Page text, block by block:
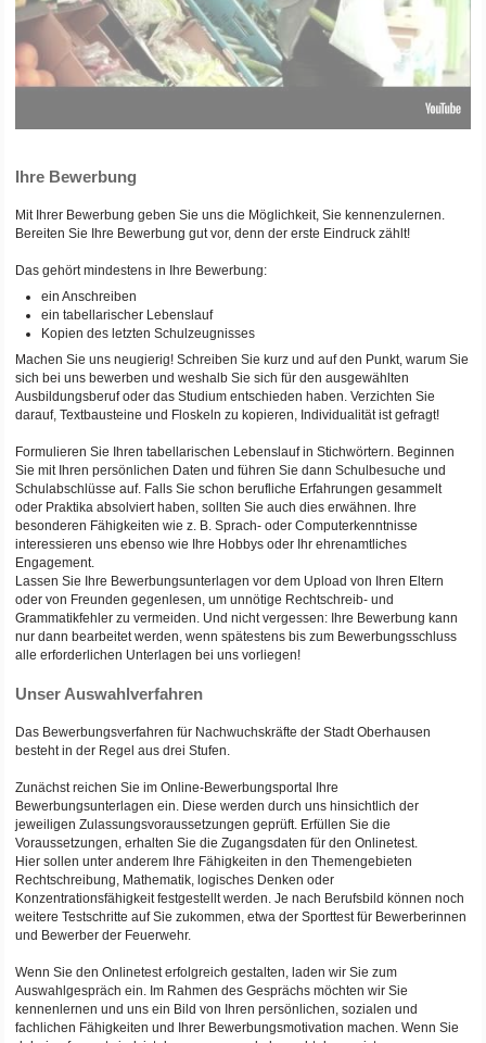
Ihre Bewerbung
Mit Ihrer Bewerbung geben Sie uns die Möglichkeit, Sie kennenzulernen.
Bereiten Sie Ihre Bewerbung gut vor, denn der erste Eindruck zählt!
Das gehört mindestens in Ihre Bewerbung:
ein Anschreiben
ein tabellarischer Lebenslauf
Kopien des letzten Schulzeugnisses
Machen Sie uns neugierig! Schreiben Sie kurz und auf den Punkt, warum Sie
sich bei uns bewerben und weshalb Sie sich für den ausgewählten
Ausbildungsberuf oder das Studium entschieden haben. Verzichten Sie
darauf, Textbausteine und Floskeln zu kopieren, Individualität ist gefragt!
Formulieren Sie Ihren tabellarischen Lebenslauf in Stichwörtern. Beginnen
Sie mit Ihren persönlichen Daten und führen Sie dann Schulbesuche und
Schulabschlüsse auf. Falls Sie schon berufliche Erfahrungen gesammelt
oder Praktika absolviert haben, sollten Sie auch dies erwähnen. Ihre
besonderen Fähigkeiten wie z. B. Sprach- oder Computerkenntnisse
interessieren uns ebenso wie Ihre Hobbys oder Ihr ehrenamtliches
Engagement.
Lassen Sie Ihre Bewerbungsunterlagen vor dem Upload von Ihren Eltern
oder von Freunden gegenlesen, um unnötige Rechtschreib- und
Grammatikfehler zu vermeiden. Und nicht vergessen: Ihre Bewerbung kann
nur dann bearbeitet werden, wenn spätestens bis zum Bewerbungsschluss
alle erforderlichen Unterlagen bei uns vorliegen!
Unser Auswahlverfahren
Das Bewerbungsverfahren für Nachwuchskräfte der Stadt Oberhausen
besteht in der Regel aus drei Stufen.
Zunächst reichen Sie im Online-Bewerbungsportal Ihre
Bewerbungsunterlagen ein. Diese werden durch uns hinsichtlich der
jeweiligen Zulassungsvoraussetzungen geprüft. Erfüllen Sie die
Voraussetzungen, erhalten Sie die Zugangsdaten für den Onlinetest.
Hier sollen unter anderem Ihre Fähigkeiten in den Themengebieten
Rechtschreibung, Mathematik, logisches Denken oder
Konzentrationsfähigkeit festgestellt werden. Je nach Berufsbild können noch
weitere Testschritte auf Sie zukommen, etwa der Sporttest für Bewerberinnen
und Bewerber der Feuerwehr.
Wenn Sie den Onlinetest erfolgreich gestalten, laden wir Sie zum
Auswahlgespräch ein. Im Rahmen des Gesprächs möchten wir Sie
kennenlernen und uns ein Bild von Ihren persönlichen, sozialen und
fachlichen Fähigkeiten und Ihrer Bewerbungsmotivation machen. Wenn Sie